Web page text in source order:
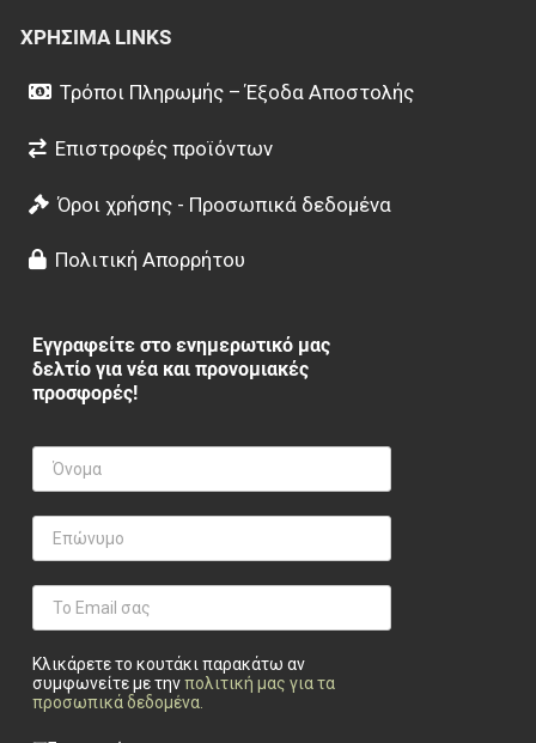
ΧΡΉΣΙΜΑ LINKS
Τρόποι Πληρωμής – Έξοδα Αποστολής
Επιστροφές προϊόντων
Όροι χρήσης - Προσωπικά δεδομένα
Πολιτική Απορρήτου
Εγγραφείτε στο ενημερωτικό μας
δελτίο για νέα και προνομιακές
προσφορές!
Κλικάρετε το κουτάκι παρακάτω αν
συμφωνείτε με τηνπολιτική μας για τα
προσωπικά δεδομένα.